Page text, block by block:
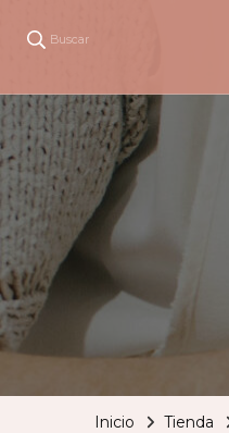
Buscar
Inicio Tienda